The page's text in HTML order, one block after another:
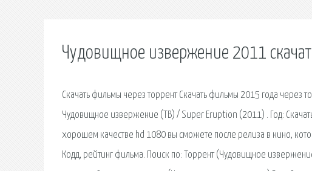
Чудовищное извержение 2011
Скачать фильмы через торрент Скачать фильмы 2015 года через
Чудовищное извержение (ТВ) / Super Eruption (2011) . Год:
хорошем качестве hd 1080 вы сможете после релиза в кино,
Кодд, рейтинг фильма. Поиск по: Торрент (Чудовищное